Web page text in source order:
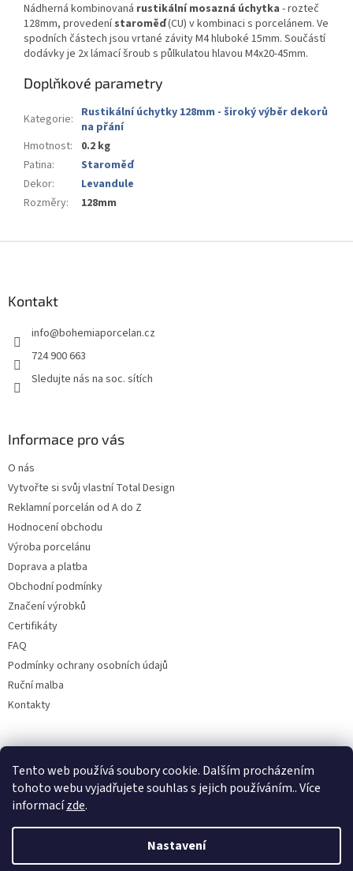
Tento web používá soubory cookie. Dalším procházením
tohoto webu vyjadřujete souhlas s jejich používáním.. Více
informacízde.
Nastavení
Nádherná kombinovaná rustikální mosazná úchytka - rozteč
128mm, provedenístaroměď(CU) v kombinaci s porcelánem. Ve
spodních částech jsou vrtané závity M4 hluboké 15mm. Součástí
dodávky je 2x lámací šroub s půlkulatou hlavou M4x20-45mm.
Doplňkové parametry
Kategorie: Rustikální úchytky 128mm - široký výběr dekorů
na přání
Hmotnost:
0.2 kg
Patina:
Staroměď
Dekor:
Levandule
Rozměry: 128mm
Kontakt
info@bohemiaporcelan.cz
724 900 663
Sledujte nás na soc. sítích
Informace pro vás
O nás
Vytvořte si svůj vlastní Total Design
Reklamní porcelán od A do Z
Hodnocení obchodu
Výroba porcelánu
Doprava a platba
Obchodní podmínky
Značení výrobků
Certifikáty
FAQ
Podmínky ochrany osobních údajů
Ruční malba
Kontakty
Facebook